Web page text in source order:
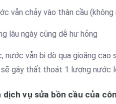
vẫn chảy vào thân cầu
lâu ngày cũng dễ hư hỏng
nước vẫn bị dò qua gioăng
gây thất thoát 1 lượng nước
dịch vụ sửa bồn cầu của